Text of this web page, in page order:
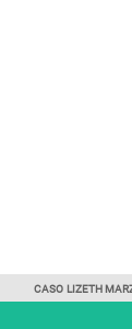
CASO LIZETH